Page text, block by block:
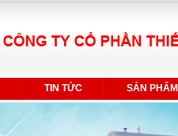
TIN TỨC SẢN PHẨM